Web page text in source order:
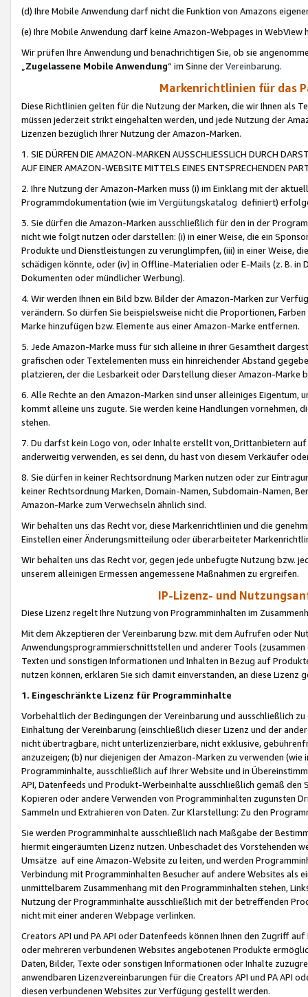
(d) Ihre Mobile Anwendung darf nicht die Funktion von Amazons
(e) Ihre Mobile Anwendung darf keine Amazon-Webpages in WebView
Wir prüfen Ihre Anwendung und benachrichtigen Sie, ob sie
„Zugelassene Mobile Anwendung“ im Sinne derVereinbarung.
Markenrichtlinien für das
Diese Richtlinien gelten für die Nutzung der Marken, die wir Ihnen als
müssen jederzeit strikt eingehalten werden, und jede Nutzung der
Lizenzen bezüglich Ihrer Nutzung der Amazon-Marken.
1. SIE DÜRFEN DIE AMAZON-MARKEN AUSSCHLIESSLICH DURCH
AUF EINER AMAZON-WEBSITE MITTELS EINES ENTSPRECHENDEN
2. Ihre Nutzung der Amazon-Marken muss (i) im Einklang mit der
Programmdokumentation (wie im Vergütungskatalog definiert)
3. Sie dürfen die Amazon-Marken ausschließlich für den in der
nicht wie folgt nutzen oder darstellen: (i) in einer Weise, die ein
Produkte und Dienstleistungen zu verunglimpfen, (iii) in einer Weise,
schädigen könnte, oder (iv) in Offline-Materialien oder E-Mails (z. B. in
Dokumenten oder mündlicher Werbung).
4. Wir werden Ihnen ein Bild bzw. Bilder der Amazon-Marken zur
verändern. So dürfen Sie beispielsweise nicht die Proportionen,
Marke hinzufügen bzw. Elemente aus einer Amazon-Marke entfernen.
5. Jede Amazon-Marke muss für sich alleine in ihrer Gesamtheit
grafischen oder Textelementen muss ein hinreichender Abstand
platzieren, der die Lesbarkeit oder Darstellung dieser Amazon-Marke
6. Alle Rechte an den Amazon-Marken sind unser alleiniges
kommt alleine uns zugute. Sie werden keine Handlungen vornehmen,
stehen.
7. Du darfst kein Logo von, oder Inhalte erstellt von,Drittanbietern auf
anderweitig verwenden, es sei denn, du hast von diesem Verkäufer
8. Sie dürfen in keiner Rechtsordnung Marken nutzen oder zur
keiner Rechtsordnung Marken, Domain-Namen, Subdomain-Namen,
Amazon-Marke zum Verwechseln ähnlich sind.
Wir behalten uns das Recht vor, diese Markenrichtlinien und die
Einstellen einer Änderungsmitteilung oder überarbeiteter
Wir behalten uns das Recht vor, gegen jede unbefugte Nutzung bzw.
unserem alleinigen Ermessen angemessene Maßnahmen zu ergreifen.
IP-Lizenz- und
Diese Lizenz regelt Ihre Nutzung von Programminhalten im
Mit dem Akzeptieren der Vereinbarung bzw. mit dem Aufrufen oder
Anwendungsprogrammierschnittstellen und anderer Tools (zusammen
Texten und sonstigen Informationen und Inhalten in Bezug auf
nutzen können, erklären Sie sich damit einverstanden, an diese Lizenz
1. Eingeschränkte Lizenz für Programminhalte
Vorbehaltlich der Bedingungen der Vereinbarung und ausschließlich
Einhaltung der Vereinbarung (einschließlich dieser Lizenz und der
nicht übertragbare, nicht unterlizenzierbare, nicht exklusive,
anzuzeigen; (b) nur diejenigen der Amazon-Marken zu verwenden
Programminhalte, ausschließlich auf Ihrer Website und in
API, Datenfeeds und Produkt-Werbeinhalte ausschließlich gemäß
Kopieren oder andere Verwenden von Programminhalten zugunsten
Sammeln und Extrahieren von Daten. Zur Klarstellung: Zu den
Sie werden Programminhalte ausschließlich nach Maßgabe der
hiermit eingeräumten Lizenz nutzen. Unbeschadet des Vorstehenden
Umsätze auf eine Amazon-Website zu leiten, und werden
Verbindung mit Programminhalten Besucher auf andere Websites als
unmittelbarem Zusammenhang mit den Programminhalten stehen,
Nutzung der Programminhalte ausschließlich mit der betreffenden
nicht mit einer anderen Webpage verlinken.
Creators API und PA API oder Datenfeeds können Ihnen den Zugriff
oder mehreren verbundenen Websites angebotenen Produkte
Daten, Bilder, Texte oder sonstigen Informationen oder Inhalte
anwendbaren Lizenzvereinbarungen für die Creators API und PA API
diesen verbundenen Websites zur Verfügung gestellt werden.